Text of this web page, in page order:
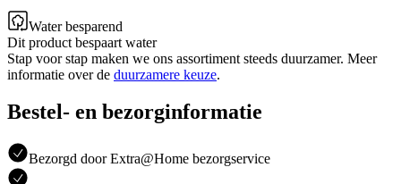
Water besparend
Dit product bespaart water
Stap voor stap maken we ons assortiment steeds duurzamer. Meer
informatie over de duurzamere keuze.
Bestel- en bezorginformatie
Bezorgd door Extra@Home bezorgservice